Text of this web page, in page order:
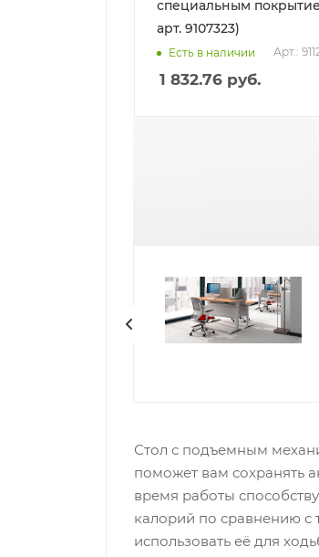
специальным
арт. 9107323)
Есть в наличии Арт.:
1 832.76 руб.
Стол с подъемным
поможет вам сохранять
время работы
калорий по сравнению с
использовать её для